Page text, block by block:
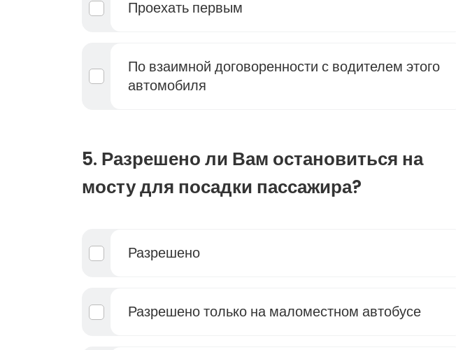
Проехать первым
По взаимной договоренности с водителем этого
автомобиля
5. Разрешено ли Вам остановиться на
мосту для посадки пассажира?
Разрешено
Разрешено только на маломестном автобусе